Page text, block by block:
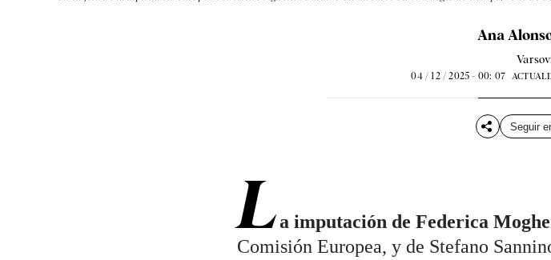
Ana
04 / 12 / 2025 - 00: 07
Seguir
La imputación de Federica
Comisión Europea, y de Stefano